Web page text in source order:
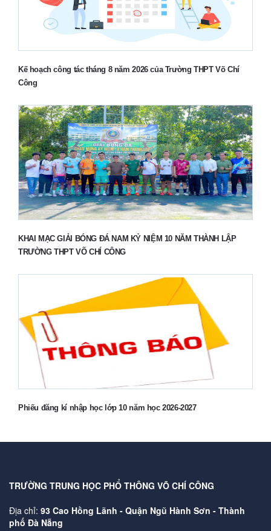
Kế hoạch công tác tháng 8 năm 2026 của Trường THPT Võ Chí
Công
KHAI MẠC GIẢI BÓNG ĐÁ NAM KỶ NIỆM 10 NĂM THÀNH LẬP
TRƯỜNG THPT VÕ CHÍ CÔNG
Phiếu đăng kí nhập học lớp 10 năm học 2026-2027
TRƯỜNG TRUNG HỌC PHỔ THÔNG VÕ CHÍ CÔNG
Địa chỉ: 93 Cao Hồng Lãnh - Quận Ngũ Hành Sơn - Thành
phố Đà Nẵng